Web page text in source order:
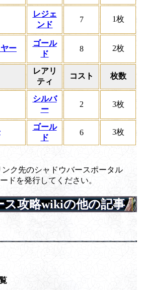
レジェ
ンド
7 1枚
ー
ゴール
ド
8 2枚
レアリ
ティ
コスト 枚数
シルバ
ー
2 3枚
ゴール
ド
6 3枚
ク先のシャドウバースポータル
ドを発行してください。
ス攻略wikiの他の記事